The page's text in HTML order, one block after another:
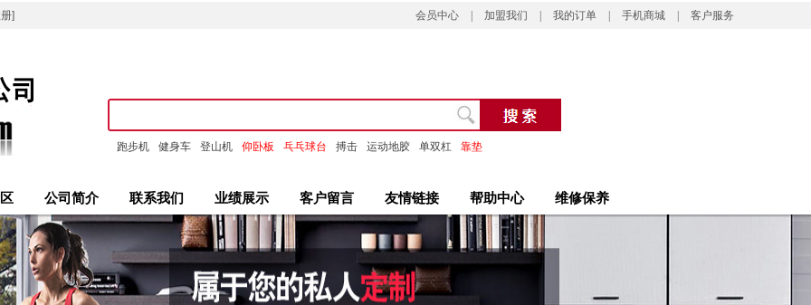
] 会员中心 加盟我们 我的订单 手机商城 客户服务
跑步机 健身车 登山机 仰卧板 乓乓球台 搏击 运动地胶 单双杠 靠垫
公司简介 联系我们 业绩展示 客户留言 友情链接 帮助中心 维修保养